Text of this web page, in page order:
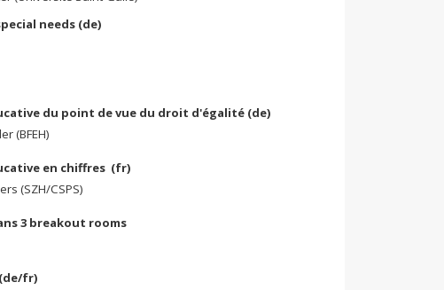
needs (de)
du point de vue du droit d'égalité (de)
(BFEH)
en chiffres (fr)
(SZH/CSPS)
3 breakout rooms
fr)